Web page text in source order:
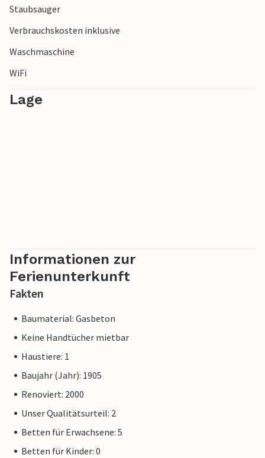
Staubsauger
Verbrauchskosten inklusive
Waschmaschine
WiFi
Lage
Informationen zur
Ferienunterkunft
Fakten
Baumaterial: Gasbeton
Keine Handtücher mietbar
Haustiere: 1
Baujahr (Jahr): 1905
Renoviert: 2000
Unser Qualitätsurteil: 2
Betten für Erwachsene: 5
Betten für Kinder: 0